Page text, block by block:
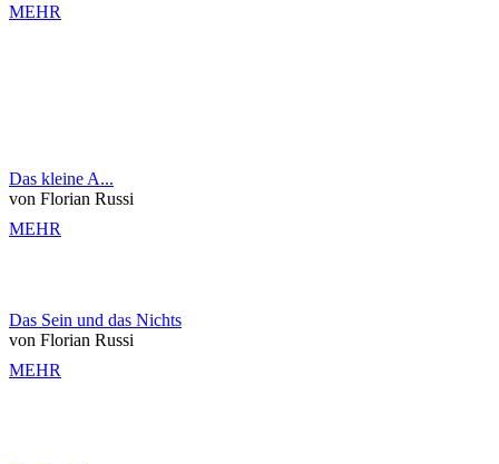
MEHR
Das kleine A...
von Florian Russi
MEHR
Das Sein und das Nichts
von Florian Russi
MEHR